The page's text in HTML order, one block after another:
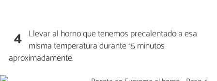
4 Llevar al horno que tenemos precalentado a esa
misma temperatura durante 15 minutos
aproximadamente.